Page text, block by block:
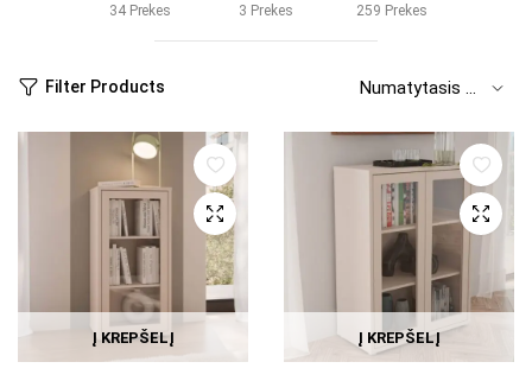
34 Prekes
3 Prekes
259 Prekes
Filter Products
Į KREPŠELĮ Į KREPŠELĮ